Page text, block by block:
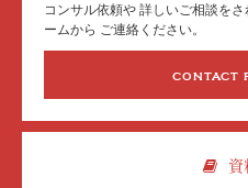
コンサル依頼や 詳しいご相談を
ームから ご連絡ください。
CONTACT
資